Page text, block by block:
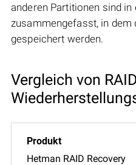
anderen Partitionen sind in
zusammengefasst, in dem
gespeichert werden.
Vergleich von
Hetman RAID Recovery